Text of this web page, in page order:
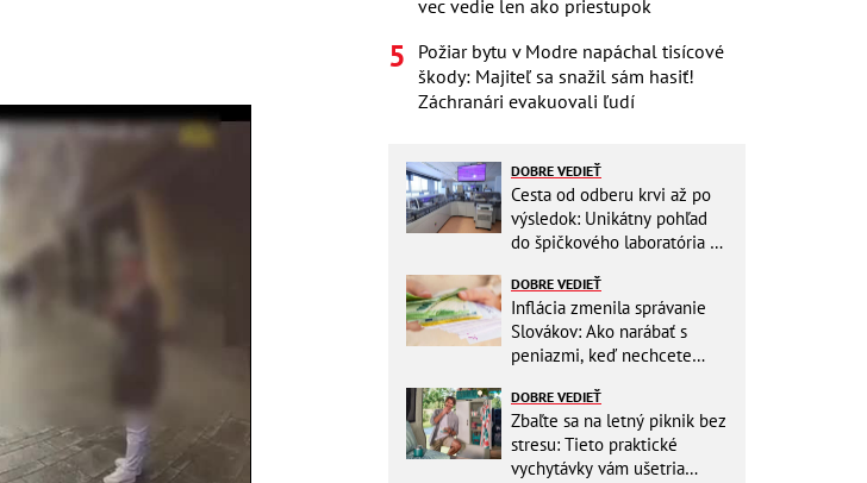
vec vedie len ako priestupok
Požiar bytu v Modre napáchal tisícové
škody: Majiteľ sa snažil sám hasiť!
Záchranári evakuovali ľudí
DOBRE VEDIEŤ
Cesta od odberu krvi až po
výsledok: Unikátny pohľad
do špičkového laboratória na
DOBRE VEDIEŤ
Inflácia zmenila správanie
Slovákov: Ako narábať s
peniazmi, keď nechcete
DOBRE VEDIEŤ
Zbaľte sa na letný piknik bez
stresu: Tieto praktické
vychytávky vám ušetria